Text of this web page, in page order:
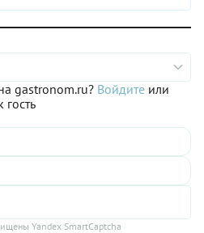
gastronom.ru? Войдите или
гость
Yandex SmartCaptcha